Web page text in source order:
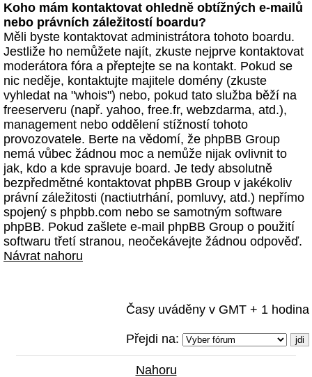
Koho mám kontaktovat ohledně obtížných e-mailů
nebo právních záležitostí boardu?
Měli byste kontaktovat administrátora tohoto boardu.
Jestliže ho nemůžete najít, zkuste nejprve kontaktovat
moderátora fóra a přeptejte se na kontakt. Pokud se
nic neděje, kontaktujte majitele domény (zkuste
vyhledat na "whois") nebo, pokud tato služba běží na
freeserveru (např. yahoo, free.fr, webzdarma, atd.),
management nebo oddělení stížností tohoto
provozovatele. Berte na vědomí, že phpBB Group
nemá vůbec žádnou moc a nemůže nijak ovlivnit to
jak, kdo a kde spravuje board. Je tedy absolutně
bezpředmětné kontaktovat phpBB Group v jakékoliv
právní záležitosti (nactiutrhání, pomluvy, atd.) nepřímo
spojený s phpbb.com nebo se samotným software
phpBB. Pokud zašlete e-mail phpBB Group o použití
softwaru třetí stranou, neočekávejte žádnou odpověď.
Návrat nahoru
Časy uváděny v GMT + 1 hodina
Přejdi na:
Nahoru